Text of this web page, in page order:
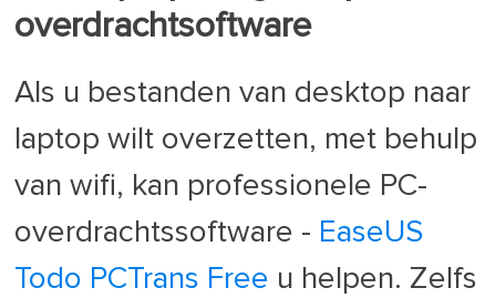
overdrachtsoftware
Als u bestanden van desktop naar
laptop wilt overzetten, met behulp
van wifi, kan professionele PC-
overdrachtssoftware - EaseUS
Todo PCTrans Free u helpen. Zelfs